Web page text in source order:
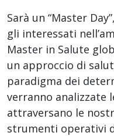
Sarà un “Master
gli interessati
Master in Salute
un approccio di
paradigma dei
verranno analizzate
attraversano le
strumenti operativi